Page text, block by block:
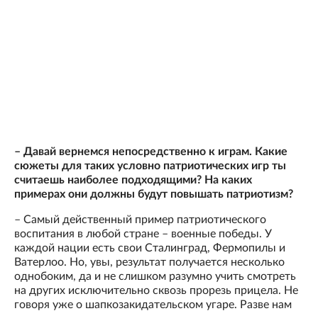
– Давай вернемся непосредственно к играм. Какие
сюжеты для таких условно патриотических игр ты
считаешь наиболее подходящими? На каких
примерах они должны будут повышать патриотизм?
– Самый действенный пример патриотического
воспитания в любой стране – военные победы. У
каждой нации есть свои Сталинград, Фермопилы и
Ватерлоо. Но, увы, результат получается несколько
однобоким, да и не слишком разумно учить смотреть
на других исключительно сквозь прорезь прицела. Не
говоря уже о шапкозакидательском угаре. Разве нам